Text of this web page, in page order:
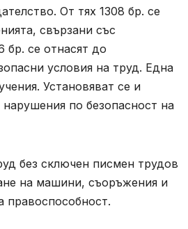
От тях 1308 бр. се
свързани със
бр. се отнасят до
условия на труд. Една
Установяват се и
по безопасност на
без сключен писмен трудов
на машини, съоръжения и
правоспособност.